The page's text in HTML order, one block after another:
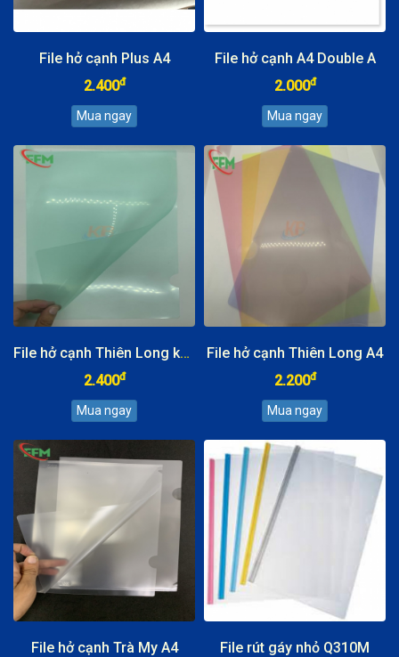
File hở cạnh Plus A4
2.400đ
File hở cạnh A4 Double A
2.000đ
File hở cạnh Thiên Long khổ F
2.400đ
File hở cạnh Thiên Long A4
2.200đ
File hở cạnh Trà My A4
File rút gáy nhỏ Q310M